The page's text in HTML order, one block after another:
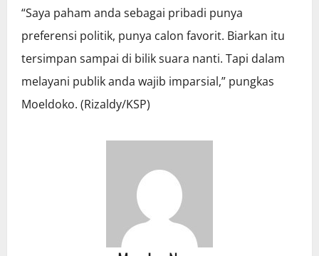
“Saya paham anda sebagai pribadi punya
preferensi politik, punya calon favorit. Biarkan itu
tersimpan sampai di bilik suara nanti. Tapi dalam
melayani publik anda wajib imparsial,” pungkas
Moeldoko. (Rizaldy/KSP)